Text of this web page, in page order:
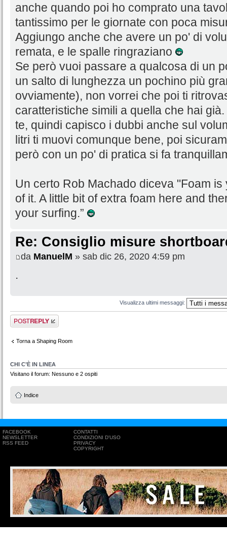
anche quando poi ho comprato una
tantissimo per le giornate con poca
Aggiungo anche che avere un po' di
remata, e le spalle ringraziano
Se però vuoi passare a qualcosa di un
un salto di lunghezza un pochino più
ovviamente), non vorrei che poi ti
caratteristiche simili a quella che hai
te, quindi capisco i dubbi anche sul
litri ti muovi comunque bene, poi
però con un po' di pratica si fa
Un certo Rob Machado diceva "Foam
of it. A little bit of extra foam here and
your surfing.”
Re: Consiglio misure
da ManuelM » sab dic 26, 2020 4:59 pm
.
Visualizza ultimi messaggi:
Rispondi al
messaggio
Torna a Shaping Room
CHI C’È IN LINEA
Visitano il forum: Nessuno e 2 ospiti
Indice
FACEBOOK
NEWSLETTER
RSS FEED
CONTATTI
CONDIZIONI D'USO
PRIVACY
COPYRIGHT